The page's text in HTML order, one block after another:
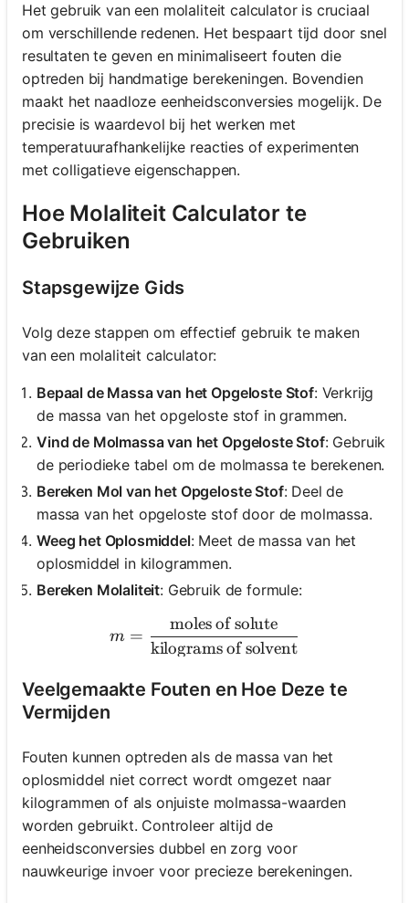
Het gebruik van een molaliteit calculator is cruciaal
om verschillende redenen. Het bespaart tijd door snel
resultaten te geven en minimaliseert fouten die
optreden bij handmatige berekeningen. Bovendien
maakt het naadloze eenheidsconversies mogelijk. De
precisie is waardevol bij het werken met
temperatuurafhankelijke reacties of experimenten
met colligatieve eigenschappen.
Hoe Molaliteit Calculator te
Gebruiken
Stapsgewijze Gids
Volg deze stappen om effectief gebruik te maken
van een molaliteit calculator:
Bepaal de Massa van het Opgeloste Stof: Verkrijg
de massa van het opgeloste stof in grammen.
Vind de Molmassa van het Opgeloste Stof: Gebruik
de periodieke tabel om de molmassa te berekenen.
Bereken Mol van het Opgeloste Stof: Deel de
massa van het opgeloste stof door de molmassa.
Weeg het Oplosmiddel: Meet de massa van het
oplosmiddel in kilogrammen.
Bereken Molaliteit: Gebruik de formule:
m = \frac{\text{moles of
m =
kilograms of solvent
moles of solute
Veelgemaakte Fouten en Hoe Deze te
Vermijden
Fouten kunnen optreden als de massa van het
oplosmiddel niet correct wordt omgezet naar
kilogrammen of als onjuiste molmassa-waarden
worden gebruikt. Controleer altijd de
eenheidsconversies dubbel en zorg voor
nauwkeurige invoer voor precieze berekeningen.